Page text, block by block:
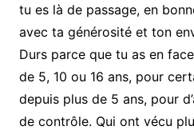
tu es là de passage, en
avec ta générosité et ton
Durs parce que tu as en
de 5, 10 ou 16 ans, pour
depuis plus de 5 ans, pour
de contrôle. Qui ont vécu